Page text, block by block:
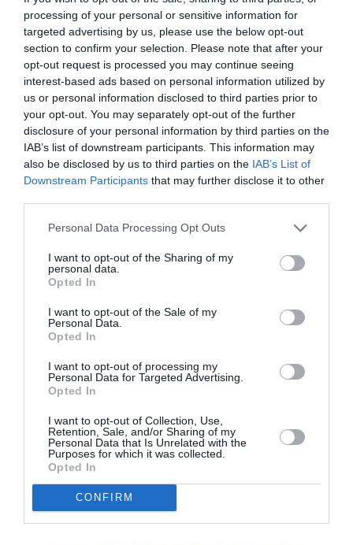
processing of your personal or sensitive information for
targeted advertising by us, please use the below opt-out
section to confirm your selection. Please note that after your
opt-out request is processed you may continue seeing
interest-based ads based on personal information utilized by
us or personal information disclosed to third parties prior to
your opt-out. You may separately opt-out of the further
disclosure of your personal information by third parties on the
IAB’s list of downstream participants. This information may
also be disclosed by us to third parties on the IAB’s List of
Downstream Participants that may further disclose it to other
Personal Data Processing Opt Outs
I want to opt-out of the Sharing of my
personal data.
Opted In
I want to opt-out of the Sale of my
Personal Data.
Opted In
I want to opt-out of processing my
Personal Data for Targeted Advertising.
Opted In
I want to opt-out of Collection, Use,
Retention, Sale, and/or Sharing of my
Personal Data that Is Unrelated with the
Purposes for which it was collected.
Opted In
CONFIRM
Πότε, επιτέλους, θα φύγει η στάση;
Από τη στιγμή που έγινε ανάπλαση και
μονοδρόμηση τμήματος της Ναυαρίνου, άλλαξε
και η διαδρομή του Αστικού ΚΤΕΛ....
ταμπέλες…
12/02/2026 15:30
Γυρνώντας στο μακρινό 2014 και ψάχνοντας λίγο
το θέμα, βρέθηκα σε ανάλογη δημοσίευση στην
ιστοσελίδα του Δήμου Καλαμάτας...